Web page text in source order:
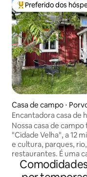
Entre os melhores
Preferido dos
Casa de campo ⋅
Encantadora casa de
cidade antiga
Nossa casa de campo
"Cidade Velha", a 12
e cultura, parques,
restaurantes. É uma casa de madeira
encantadora,
com uma lareira e